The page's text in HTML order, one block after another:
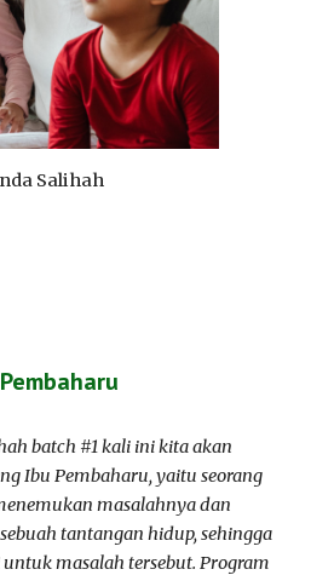
Salihah
batch #1 kali ini kita akan
Ibu Pembaharu, yaitu seorang
masalahnya dan
tantangan hidup, sehingga
masalah tersebut. Program